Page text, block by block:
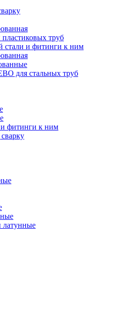
труб
стали и фитинги к ним
для стальных труб
и фитинги к ним
латунные